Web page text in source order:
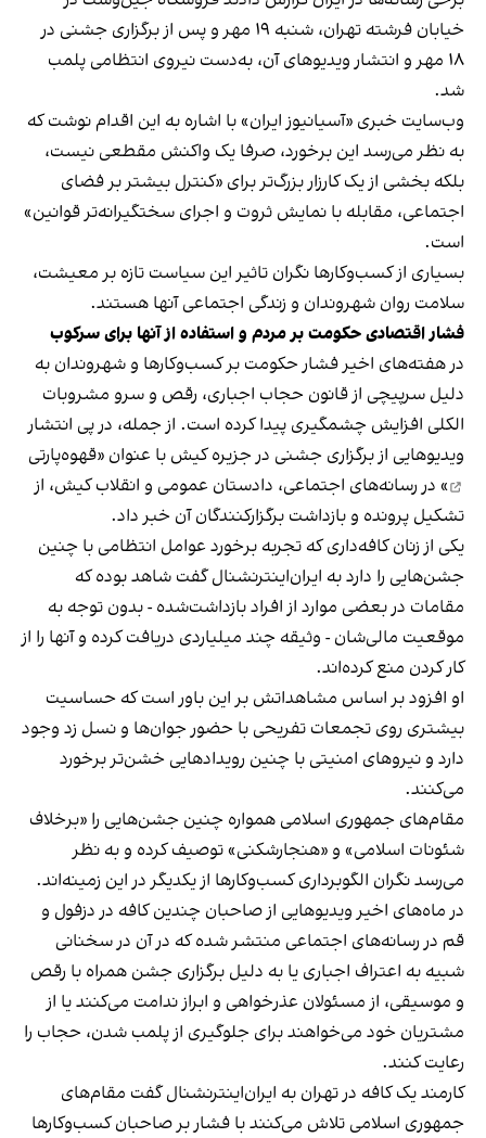
خیابان فرشته تهران، شنبه ۱۹ مهر و پس از برگزاری جشنی در
۱۸ مهر و انتشار ویدیوهای آن، به‌دست نیروی انتظامی پلمب
شد.
وب‌سایت خبری «آسیانیوز ایران» با اشاره به این اقدام نوشت که
به نظر می‌رسد این برخورد، صرفا یک واکنش مقطعی نیست،
بلکه بخشی از یک کارزار بزرگ‌تر برای «کنترل بیشتر بر فضای
اجتماعی، مقابله با نمایش ثروت و اجرای سختگیرانه‌تر قوانین»
است.
بسیاری از کسب‌وکارها نگران تاثیر این سیاست‌ تازه بر معیشت،
سلامت روان شهروندان و زندگی اجتماعی آنها هستند.
فشار اقتصادی حکومت بر مردم و استفاده از آنها برای سرکوب
در هفته‌های اخیر فشار حکومت بر کسب‌وکارها و شهروندان به
دلیل سرپیچی از قانون حجاب اجباری، رقص و سرو مشروبات
الکلی افزایش چشمگیری پیدا کرده است. از جمله، در پی انتشار
ویدیوهایی از برگزاری جشنی در جزیره کیش با عنوان «قهوه‌پارتی
» در رسانه‌های اجتماعی، دادستان عمومی و انقلاب کیش، از
تشکیل پرونده و بازداشت برگزارکنندگان آن خبر داد.
یکی از زنان کافه‌داری که تجربه برخورد عوامل انتظامی با چنین
جشن‌هایی را دارد به ایران‌اینترنشنال گفت شاهد بوده که
مقامات در بعضی موارد از افراد بازداشت‌‌شده - بدون توجه به
موقعیت مالی‌شان - وثیقه چند میلیاردی دریافت کرده و آنها را از
کار کردن منع کرده‌اند.
او افزود بر اساس مشاهداتش بر این باور است که حساسیت
بیشتری روی تجمعات تفریحی با حضور جوان‌ها و نسل زد وجود
دارد و نیروهای امنیتی با چنین رویدادهایی خشن‌تر برخورد
می‌کنند.
مقام‌های جمهوری اسلامی همواره چنین جشن‌هایی را «برخلاف
شئونات اسلامی» و «هنجارشکنی» توصیف کرده و به نظر
می‌رسد نگران الگوبرداری کسب‌وکارها از یکدیگر در این زمینه‌اند.
در ماه‌های اخیر ویدیوهایی از صاحبان چندین کافه در دزفول و
قم در رسانه‌های اجتماعی منتشر شده که در آن در سخنانی
شبیه به اعتراف اجباری یا به دلیل برگزاری جشن همراه با رقص
و موسیقی، از مسئولان عذرخواهی و ابراز ندامت می‌کنند یا از
مشتریان خود می‌خواهند برای جلوگیری از پلمب شدن، حجاب را
رعایت کنند.
کارمند یک کافه در تهران به ایران‌اینترنشنال گفت مقام‌های
جمهوری اسلامی تلاش می‌کنند با فشار بر صاحبان کسب‌وکارها